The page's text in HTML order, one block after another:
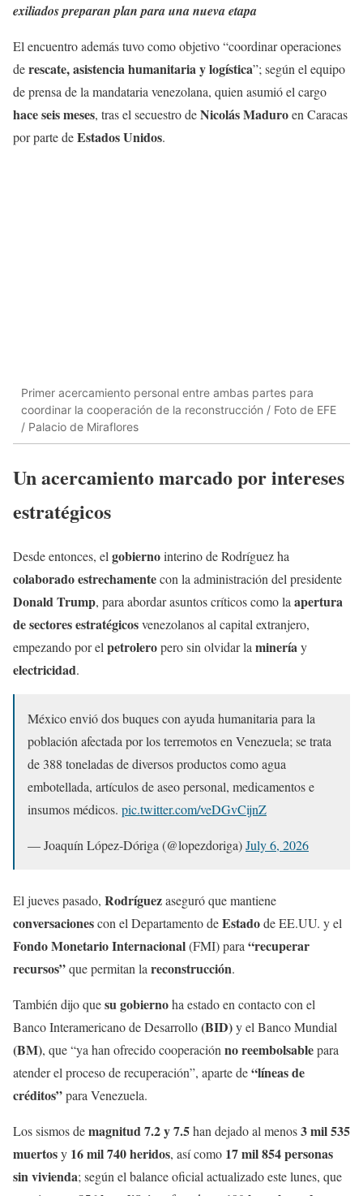
exiliados preparan plan para una nueva etapa
El encuentro además tuvo como objetivo “coordinar operaciones
derescate, asistencia humanitaria y logística”; según el equipo
de prensa de la mandataria venezolana, quien asumió el cargo
hace seis meses, tras el secuestro deNicolás Maduroen Caracas
por parte deEstados Unidos.
Primer acercamiento personal entre ambas partes para
coordinar la cooperación de la reconstrucción / Foto de EFE
/ Palacio de Miraflores
Un acercamiento marcado por intereses
estratégicos
Desde entonces, el gobiernointerino de Rodríguez ha
colaborado estrechamentecon la administración del presidente
Donald Trump, para abordar asuntos críticos como la apertura
de sectores estratégicosvenezolanos al capital extranjero,
empezando por el petroleropero sin olvidar la mineríay
electricidad.
México envió dos buques con ayuda humanitaria para la
población afectada por los terremotos en Venezuela; se trata
de 388 toneladas de diversos productos como agua
embotellada, artículos de aseo personal, medicamentos e
insumos médicos. pic.twitter.com/veDGvCijnZ
— Joaquín López-Dóriga (@lopezdoriga)July 6, 2026
El jueves pasado, Rodríguezaseguró que mantiene
conversacionescon el Departamento deEstadode EE.UU. y el
Fondo Monetario Internacional(FMI) para “recuperar
recursos”que permitan la reconstrucción.
También dijo quesu gobiernoha estado en contacto con el
Banco Interamericano de Desarrollo(BID)y el Banco Mundial
(BM), que “ya han ofrecido cooperación no reembolsablepara
atender el proceso de recuperación”, aparte de“líneas de
créditos”para Venezuela.
Los sismos demagnitud 7.2 y 7.5han dejado al menos3 mil 535
muertosy 16 mil 740 heridos, así como 17 mil 854 personas
sin vivienda; según el balance oficial actualizado este lunes, que